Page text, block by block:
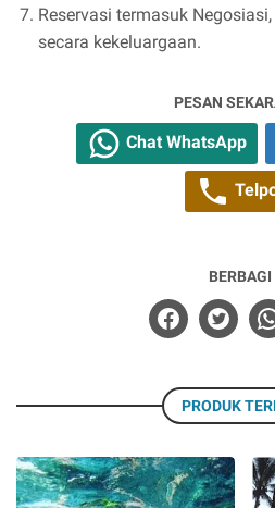
Reservasi termasuk
secara kekeluargaan.
PESAN
Chat WhatsApp
BERBAGI
PRODUK